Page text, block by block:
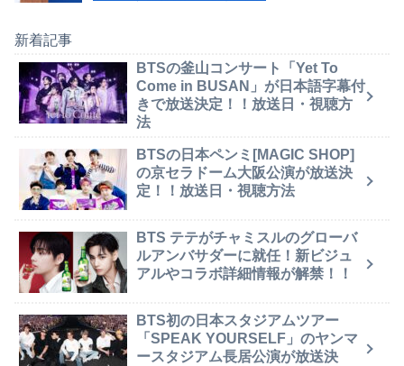
新着記事
BTSの釜山コンサート「Yet To
Come in BUSAN」が日本語字幕付
きで放送決定！！放送日・視聴方
法
BTSの日本ペンミ[MAGIC SHOP]
の京セラドーム大阪公演が放送決
定！！放送日・視聴方法
BTS テテがチャミスルのグローバ
ルアンバサダーに就任！新ビジュ
アルやコラボ詳細情報が解禁！！
BTS初の日本スタジアムツアー
「SPEAK YOURSELF」のヤンマ
ースタジアム長居公演が放送決